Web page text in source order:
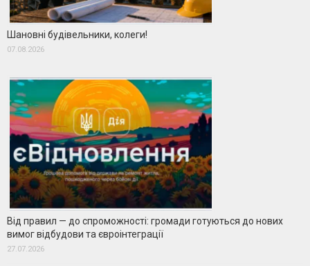
Шановні будівельники, колеги!
07.08.2026
Від правил — до спроможності: громади готуються до нових
вимог відбудови та євроінтеграції
27.07.2026